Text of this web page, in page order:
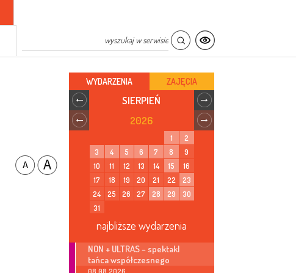
WYDARZENIA ZAJĘCIA
SIERPIEŃ
2026
1
2
3
4 5 6 7 8
9
10
11 12 13 14 15
16
17
18 19 20 21 22
23
24
25 26 27 28 29
30
31
najbliższe wydarzenia
NON + ULTRAS – spektakl
tańca współczesnego